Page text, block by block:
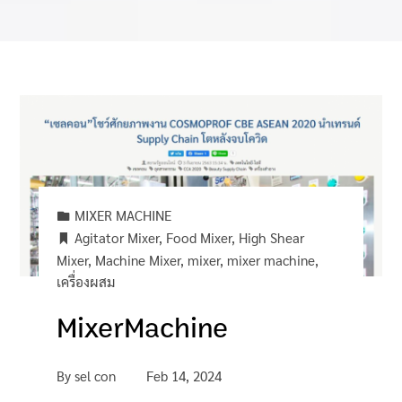
MIXER MACHINE
Agitator Mixer, Food Mixer, High Shear
Mixer, Machine Mixer, mixer, mixer machine,
เครื่องผสม
MixerMachine
By sel con Feb 14, 2024